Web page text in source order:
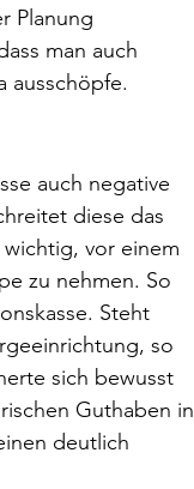
Planung
man auch
ausschöpfe.
auch negative
diese das
vor einem
zu nehmen. So
Steht
so
sich bewusst
Guthaben in
deutlich